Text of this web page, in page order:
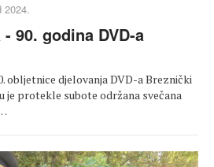
2024.
90. godina DVD-a
obljetnice djelovanja DVD-a Breznički
je protekle subote održana svečana